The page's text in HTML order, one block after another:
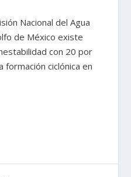
Nacional del Agua
de México existe
con 20 por
ciclónica en